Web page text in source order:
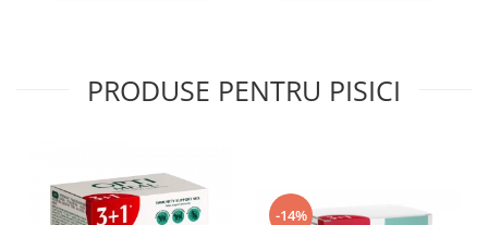
PRODUSE PENTRU PISICI
-14%